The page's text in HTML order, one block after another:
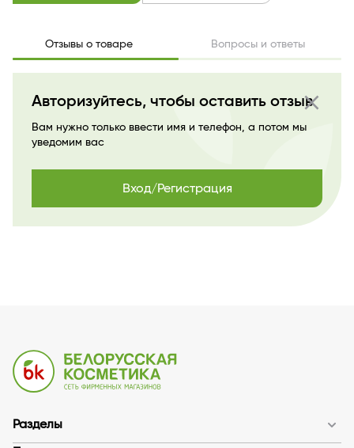
Отзывы о товаре Вопросы и ответы
close
Авторизуйтесь, чтобы оставить отзыв
Вам нужно только ввести имя и телефон, а потом мы
уведомим вас
Вход/Регистрация
Разделы